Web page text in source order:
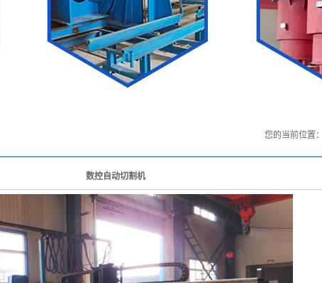
您的当前位置：
数控自动切割机